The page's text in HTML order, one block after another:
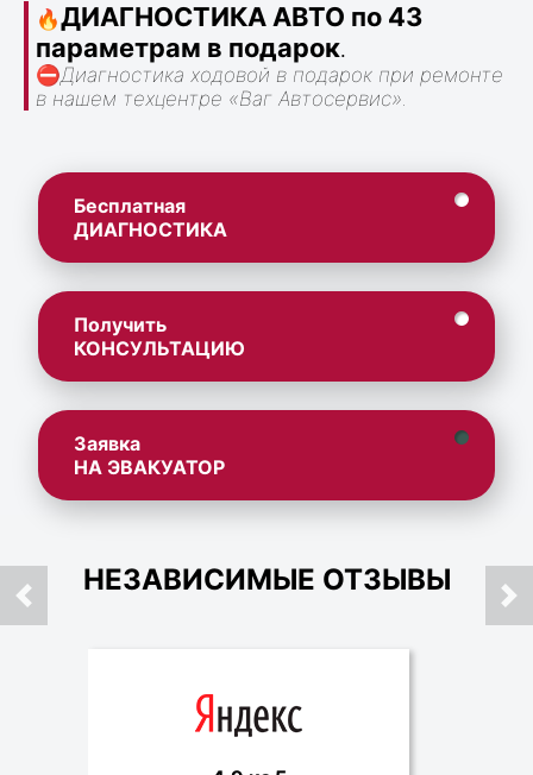
🔥ДИАГНОСТИКА АВТО по 43
параметрам в подарок.
⛔Диагностика ходовой в подарок при ремонте
в нашем техцентре «Ваг Автосервис».
Бесплатная
ДИАГНОСТИКА
Получить
КОНСУЛЬТАЦИЮ
Заявка
НА ЭВАКУАТОР
НЕЗАВИСИМЫЕ ОТЗЫВЫ